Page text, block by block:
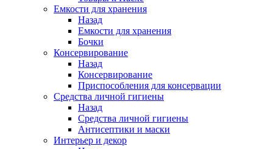
Емкости для хранения
Назад
Емкости для хранения
Бочки
Консервирование
Назад
Консервирование
Приспособления для консервации
Средства личной гигиены
Назад
Средства личной гигиены
Антисептики и маски
Интерьер и декор